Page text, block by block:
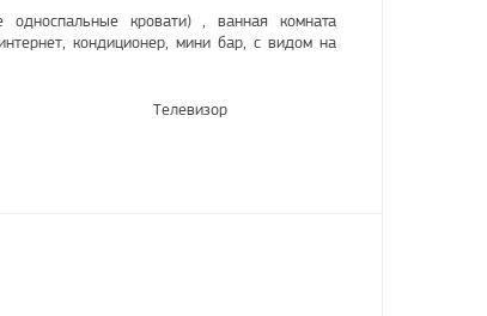
кровати) , ванная комната
кондиционер, мини бар, с видом на
Телевизор